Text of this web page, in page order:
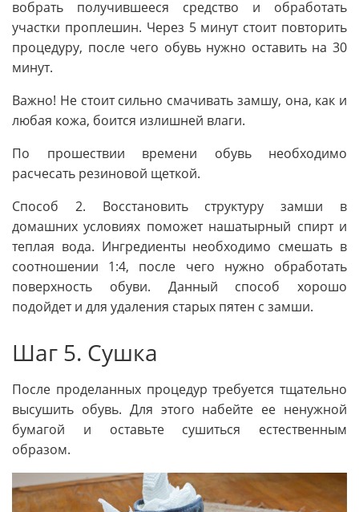
вобрать получившееся средство и обработать
участки проплешин. Через 5 минут стоит повторить
процедуру, после чего обувь нужно оставить на 30
минут.
Важно! Не стоит сильно смачивать замшу, она, как и
любая кожа, боится излишней влаги.
По прошествии времени обувь необходимо
расчесать резиновой щеткой.
Способ 2. Восстановить структуру замши в
домашних условиях поможет нашатырный спирт и
теплая вода. Ингредиенты необходимо смешать в
соотношении 1:4, после чего нужно обработать
поверхность обуви. Данный способ хорошо
подойдет и для удаления старых пятен с замши.
Шаг 5. Сушка
После проделанных процедур требуется тщательно
высушить обувь. Для этого набейте ее ненужной
бумагой и оставьте сушиться естественным
образом.